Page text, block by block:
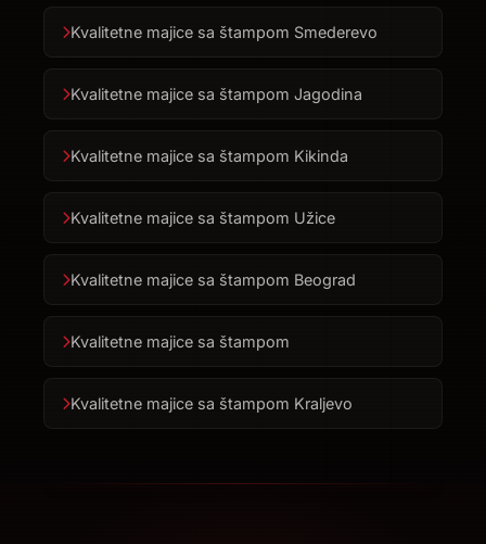
Kvalitetne majice sa štampom Smederevo
Kvalitetne majice sa štampom Jagodina
Kvalitetne majice sa štampom Kikinda
Kvalitetne majice sa štampom Užice
Kvalitetne majice sa štampom Beograd
Kvalitetne majice sa štampom
Kvalitetne majice sa štampom Kraljevo